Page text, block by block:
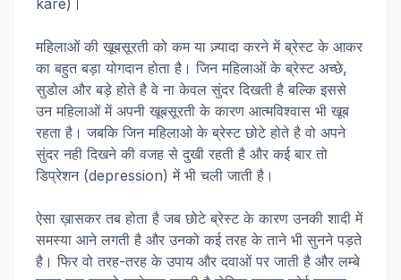
kare)।
महिलाओं की खूबसूरती को कम या ज़्यादा करने में ब्रेस्ट के आकर
का बहुत बड़ा योगदान होता है। जिन महिलाओं के ब्रेस्ट अच्छे,
सुडोल और बड़े होते है वे ना केवल सुंदर दिखती है बल्कि इससे
उन महिलाओं में अपनी खूबसूरती के कारण आत्मविश्वास भी खूब
रहता है। जबकि जिन महिलाओ के ब्रेस्ट छोटे होते है वो अपने
सुंदर नही दिखने की वजह से दुखी रहती है और कई बार तो
डिप्रेशन (depression) में भी चली जाती है।
ऐसा ख़ासकर तब होता है जब छोटे ब्रेस्ट के कारण उनकी शादी में
समस्या आने लगती है और उनको कई तरह के ताने भी सुनने पड़ते
है। फिर वो तरह-तरह के उपाय और दवाओं पर जाती है और लम्बे